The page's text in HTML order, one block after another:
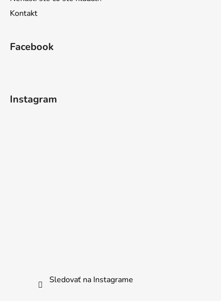
Kontakt
Facebook
Instagram
Sledovať na Instagrame